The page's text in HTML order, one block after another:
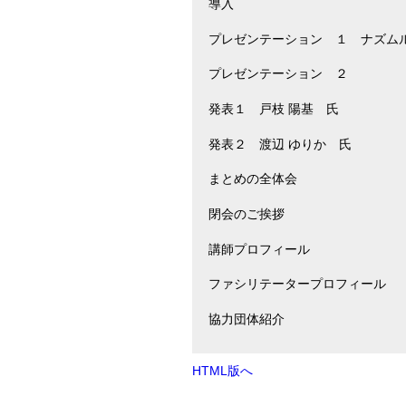
導入
プレゼンテーション １ ナズム
プレゼンテーション ２
発表１ 戸枝 陽基 氏
発表２ 渡辺 ゆりか 氏
まとめの全体会
閉会のご挨拶
講師プロフィール
ファシリテータープロフィール
協力団体紹介
HTML版へ